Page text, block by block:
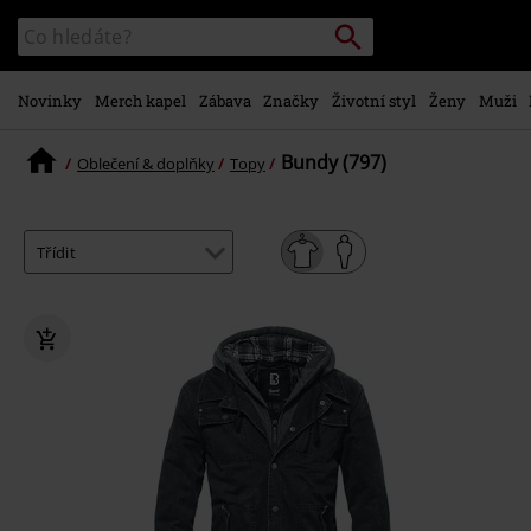
hlavnímu
obsahu
Katalog
vyhledávání
Vyhledávání
Novinky Merch kapel Zábava Značky Životní styl Ženy Muži
Oblečení & doplňky Topy Bundy (797)